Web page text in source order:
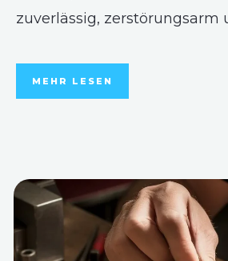
zuverlässig, zerstörungsarm
MEHR LESEN